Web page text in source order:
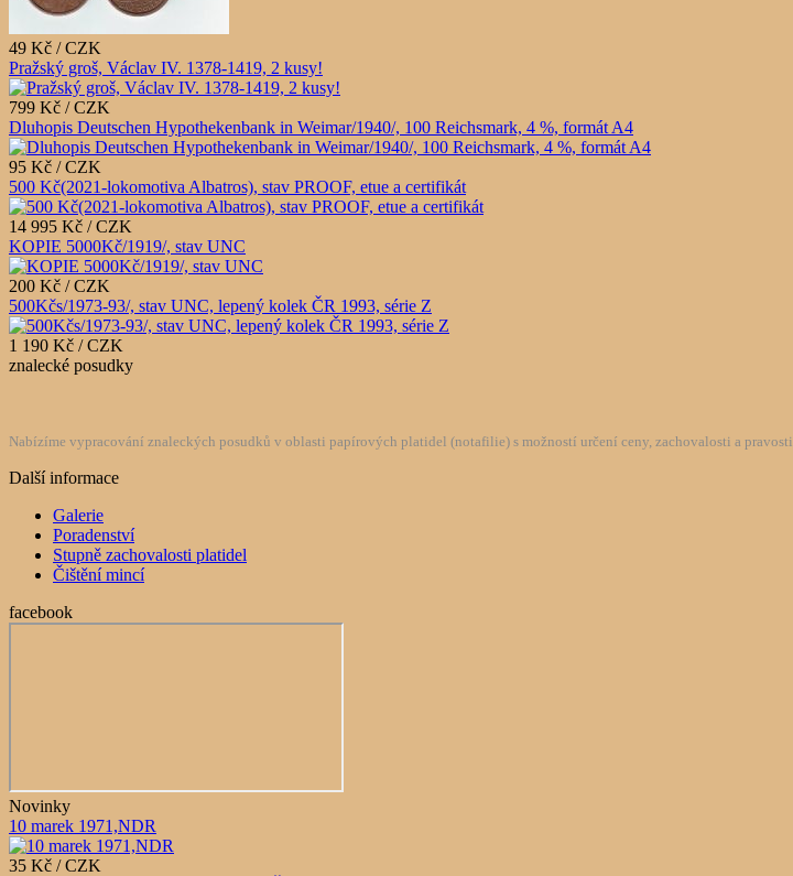
49 Kč / CZK
Pražský groš, Václav IV. 1378-1419, 2 kusy!
799 Kč / CZK
Dluhopis Deutschen Hypothekenbank in Weimar/1940/, 100 Reichsmark, 4 %, formát A4
95 Kč / CZK
500 Kč(2021-lokomotiva Albatros), stav PROOF, etue a certifikát
14 995 Kč / CZK
KOPIE 5000Kč/1919/, stav UNC
200 Kč / CZK
500Kčs/1973-93/, stav UNC, lepený kolek ČR 1993, série Z
1 190 Kč / CZK
znalecké posudky
Nabízíme vypracování znaleckých posudků v oblasti papírových platidel (notafilie) s možností určení ceny, zachovalosti a pravosti.
Další informace
Galerie
Poradenství
Stupně zachovalosti platidel
Čištění mincí
facebook
Novinky
10 marek 1971,NDR
35 Kč / CZK